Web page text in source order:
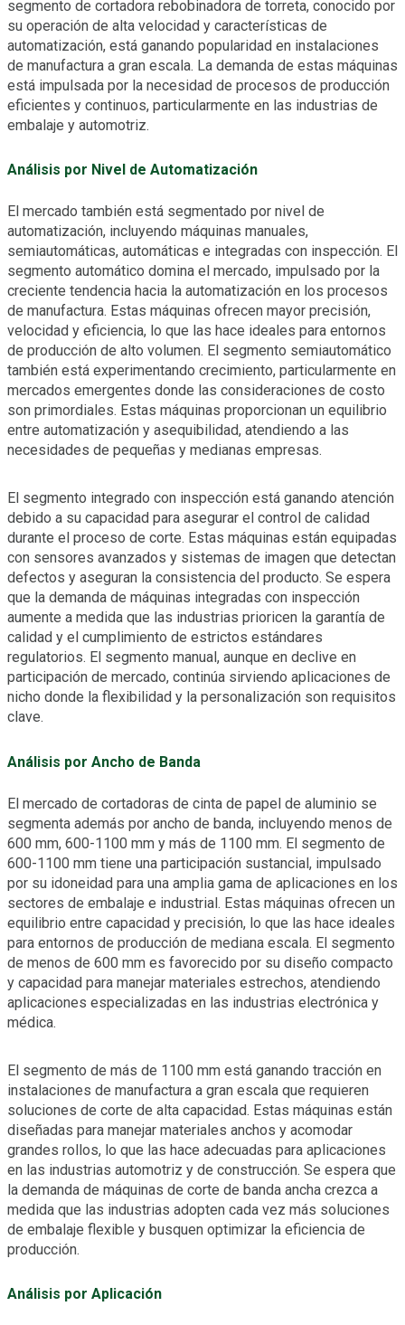
segmento de cortadora rebobinadora de torreta, conocido por
su operación de alta velocidad y características de
automatización, está ganando popularidad en instalaciones
de manufactura a gran escala. La demanda de estas máquinas
está impulsada por la necesidad de procesos de producción
eficientes y continuos, particularmente en las industrias de
embalaje y automotriz.
Análisis por Nivel de Automatización
El mercado también está segmentado por nivel de
automatización, incluyendo máquinas manuales,
semiautomáticas, automáticas e integradas con inspección. El
segmento automático domina el mercado, impulsado por la
creciente tendencia hacia la automatización en los procesos
de manufactura. Estas máquinas ofrecen mayor precisión,
velocidad y eficiencia, lo que las hace ideales para entornos
de producción de alto volumen. El segmento semiautomático
también está experimentando crecimiento, particularmente en
mercados emergentes donde las consideraciones de costo
son primordiales. Estas máquinas proporcionan un equilibrio
entre automatización y asequibilidad, atendiendo a las
necesidades de pequeñas y medianas empresas.
El segmento integrado con inspección está ganando atención
debido a su capacidad para asegurar el control de calidad
durante el proceso de corte. Estas máquinas están equipadas
con sensores avanzados y sistemas de imagen que detectan
defectos y aseguran la consistencia del producto. Se espera
que la demanda de máquinas integradas con inspección
aumente a medida que las industrias prioricen la garantía de
calidad y el cumplimiento de estrictos estándares
regulatorios. El segmento manual, aunque en declive en
participación de mercado, continúa sirviendo aplicaciones de
nicho donde la flexibilidad y la personalización son requisitos
clave.
Análisis por Ancho de Banda
El mercado de cortadoras de cinta de papel de aluminio se
segmenta además por ancho de banda, incluyendo menos de
600 mm, 600-1100 mm y más de 1100 mm. El segmento de
600-1100 mm tiene una participación sustancial, impulsado
por su idoneidad para una amplia gama de aplicaciones en los
sectores de embalaje e industrial. Estas máquinas ofrecen un
equilibrio entre capacidad y precisión, lo que las hace ideales
para entornos de producción de mediana escala. El segmento
de menos de 600 mm es favorecido por su diseño compacto
y capacidad para manejar materiales estrechos, atendiendo
aplicaciones especializadas en las industrias electrónica y
médica.
El segmento de más de 1100 mm está ganando tracción en
instalaciones de manufactura a gran escala que requieren
soluciones de corte de alta capacidad. Estas máquinas están
diseñadas para manejar materiales anchos y acomodar
grandes rollos, lo que las hace adecuadas para aplicaciones
en las industrias automotriz y de construcción. Se espera que
la demanda de máquinas de corte de banda ancha crezca a
medida que las industrias adopten cada vez más soluciones
de embalaje flexible y busquen optimizar la eficiencia de
producción.
Análisis por Aplicación